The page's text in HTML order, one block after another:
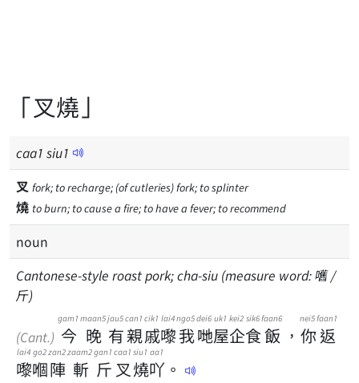
「叉燒」
caa1 siu1
叉 fork; to recharge; (of cutleries) fork; to splinter
燒 to burn; to cause a fire; to have a fever; to recommend
noun
Cantonese-style roast pork; cha-siu (measure word: 嚿 /
斤)
(Cant.) 今
gam1
晚
maan5
有
jau5
親
can1
戚
cik1
嚟
lai4
我
ngo5
哋
dei6
屋
uk1
企
kei2
食
sik6
飯
faan6
， 你
nei5
返
faan1
嚟
lai4
嗰
go2
陣
zan2
斬
zaam2
斤
gan1
叉
caa1
燒
siu1
吖
aa1
。